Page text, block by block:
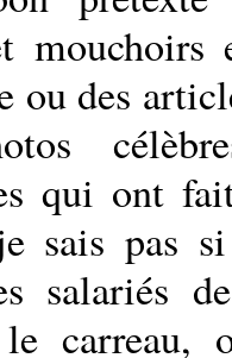
ou des
qui ont
sais pas
salariés
carreau,